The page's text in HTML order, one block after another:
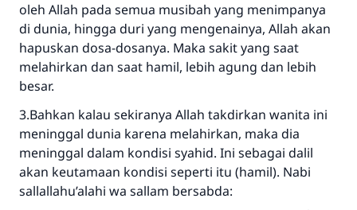
oleh Allah pada semua musibah yang menimpanya
di dunia, hingga duri yang mengenainya, Allah akan
hapuskan dosa-dosanya. Maka sakit yang saat
melahirkan dan saat hamil, lebih agung dan lebih
besar.
3.Bahkan kalau sekiranya Allah takdirkan wanita ini
meninggal dunia karena melahirkan, maka dia
meninggal dalam kondisi syahid. Ini sebagai dalil
akan keutamaan kondisi seperti itu (hamil). Nabi
sallallahu’alahi wa sallam bersabda:
Jawaban no. 110845
menyelamatkan pernikahan.
Bantu kami dalam memberikan jawaban untuk umat
Rasulullah ﷺ bersabda
"Siapa yang menunjukkan suatu kebaikan,